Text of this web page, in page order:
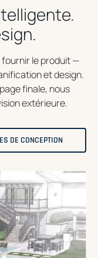
fournir le produit —
et design.
finale, nous
extérieure.
DE CONCEPTION